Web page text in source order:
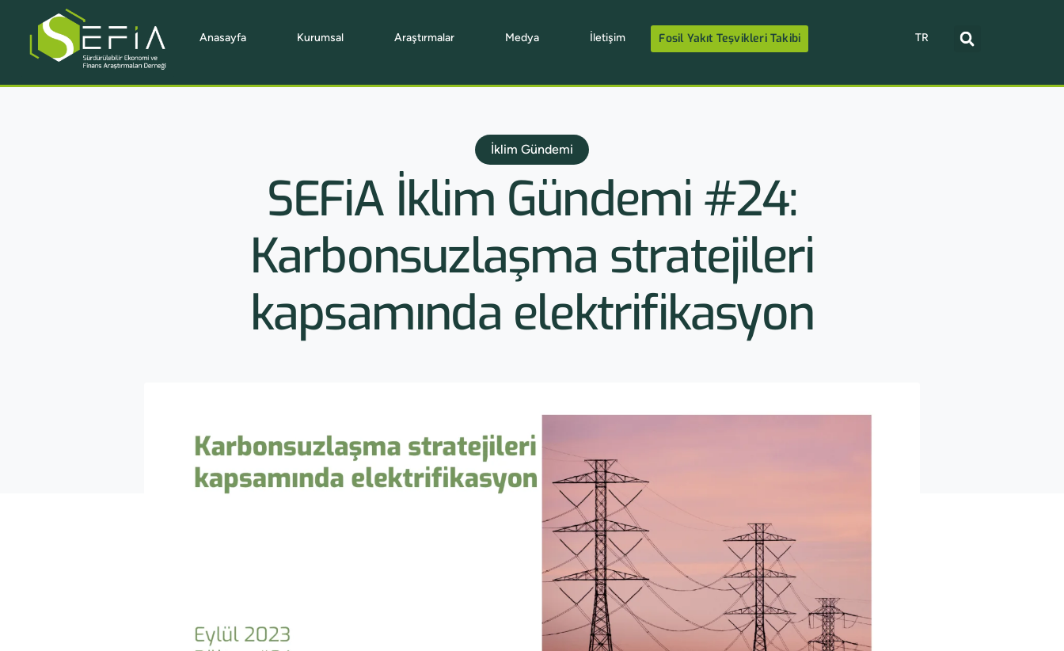
Anasayfa Kurumsal Araştırmalar Medya İletişim Fosil Yakıt Teşvikleri Takibi TR
İklim Gündemi
SEFiA İklim Gündemi #24:
Karbonsuzlaşma stratejileri
kapsamında elektrifikasyon